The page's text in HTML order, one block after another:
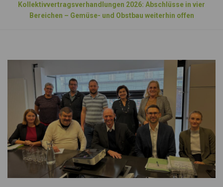
Kollektivvertragsverhandlungen 2026: Abschlüsse in vier
Bereichen – Gemüse- und Obstbau weiterhin offen